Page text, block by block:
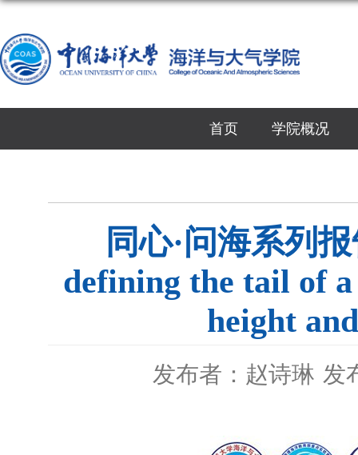
首页 学院概况
同心·问海系列
defining the tail of
height
发布者：赵诗琳 发